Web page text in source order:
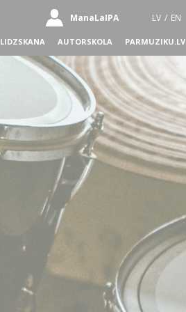
ManaLaIPA LV / EN
LIDZSKANA AUTORSKOLA PARMUZIKU.LV